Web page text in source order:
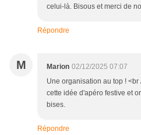
celui-là. Bisous et merci de
Répondre
M Marion 02/12/2025 07:07
Une organisation au top !
cette idée d'apéro festive et
bises.
Répondre